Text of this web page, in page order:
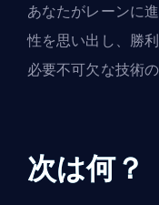
あなたがレーンに
性を思い出し、勝
必要不可欠な技術
次は何？